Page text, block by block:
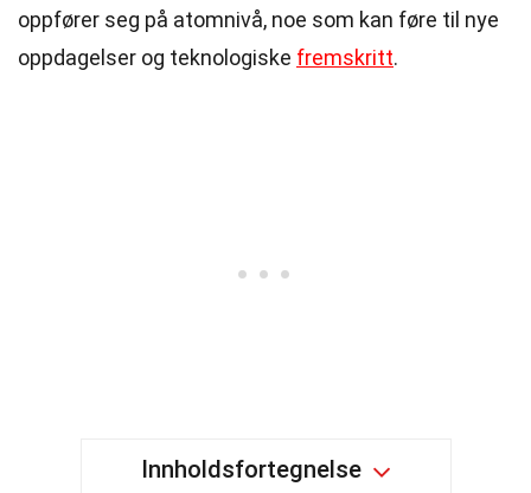
oppfører seg på atomnivå, noe som kan føre til nye
oppdagelser og teknologiske fremskritt.
Innholdsfortegnelse